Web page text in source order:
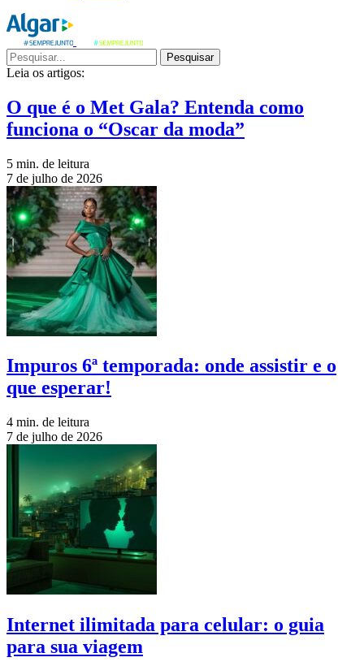
Pesquisar
Leia os artigos:
O que é o Met Gala? Entenda como
funciona o “Oscar da moda”
5 min. de leitura
7 de julho de 2026
Impuros 6ª temporada: onde assistir e o
que esperar!
4 min. de leitura
7 de julho de 2026
Internet ilimitada para celular: o guia
para sua viagem